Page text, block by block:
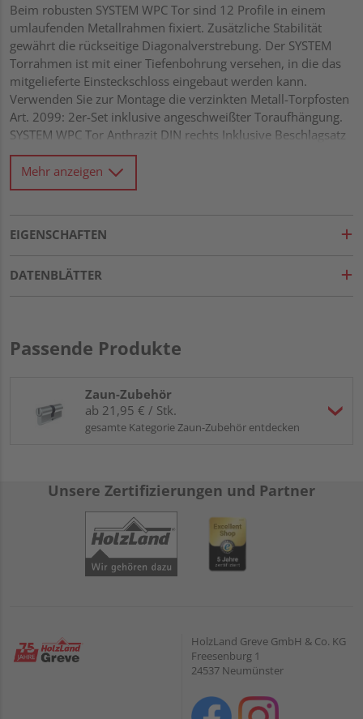
Beim robusten SYSTEM WPC Tor sind 12 Profile in einem
umlaufenden Metallrahmen fixiert. Zusätzliche Stabilität
gewährt die rückseitige Diagonalverstrebung. Der SYSTEM
Torrahmen ist mit einer Tiefenbohrung versehen, in die das
mitgelieferte Einsteckschloss eingebaut werden kann.
Verwenden Sie zur Montage die verzinkten Metall-Torpfosten
Art. 2099: 2er-Set inklusive angeschweißter Toraufhängung.
SYSTEM WPC Tor Anthrazit DIN rechts Inklusive Beschlagsatz
und Schloss
Mehr anzeigen
EIGENSCHAFTEN
DATENBLÄTTER
Passende Produkte
Zaun-Zubehör
ab 21,95 € / Stk.
gesamte Kategorie Zaun-Zubehör entdecken
Unsere Zertifizierungen und Partner
HolzLand Greve GmbH & Co. KG
Freesenburg 1
24537 Neumünster